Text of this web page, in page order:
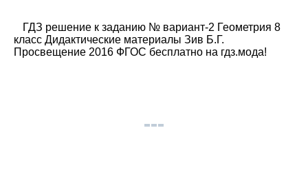
ГДЗ решение к заданию № вариант-2 Геометрия 8
класс Дидактические материалы Зив Б.Г.
Просвещение 2016 ФГОС бесплатно на гдз.мода!